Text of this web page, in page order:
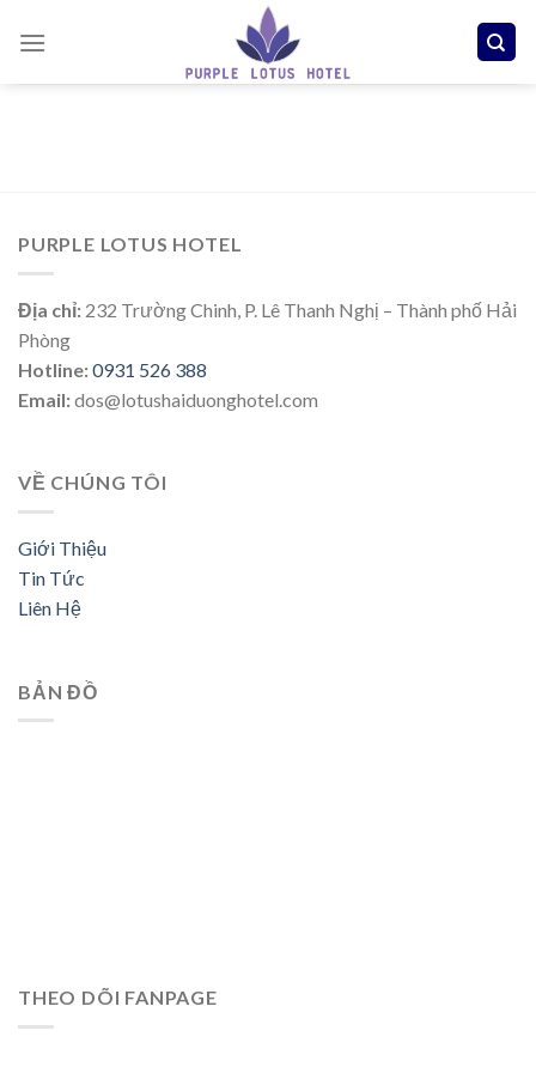
PURPLE LOTUS HOTEL
Địa chỉ: 232 Trường Chinh, P. Lê Thanh Nghị – Thành phố Hải
Phòng
Hotline:0931 526 388
Email:dos@lotushaiduonghotel.com
VỀ CHÚNG TÔI
Giới Thiệu
Tin Tức
Liên Hệ
BẢN ĐỒ
THEO DÕI FANPAGE